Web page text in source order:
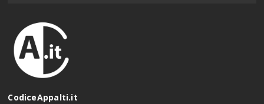
CodiceAppalti.it